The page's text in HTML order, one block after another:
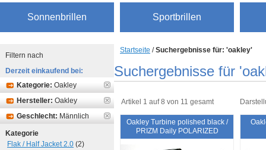
Sonnenbrillen Sportbrillen
Startseite /Suchergebnisse für: 'oakley'
Suchergebnisse für
Artikel 1 auf 8 von 11 gesamt
Oakley Turbine polished black /
PRIZM Daily POLARIZED
Filtern nach
Derzeit einkaufend bei:
Kategorie: Oakley
Hersteller: Oakley
Geschlecht: Männlich
Kategorie
Flak / Half Jacket 2.0 (2)